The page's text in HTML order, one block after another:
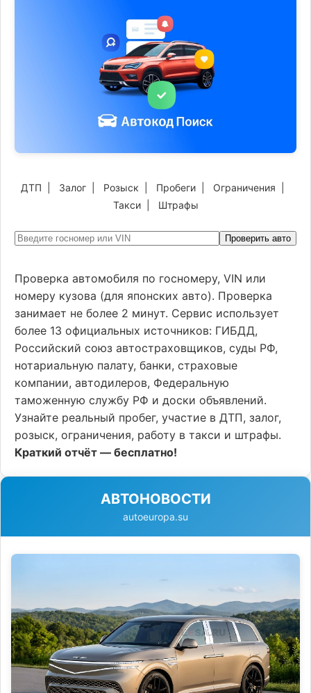
ДТП Залог Розыск Пробеги Ограничения
Такси| Штрафы
Проверить авто
Проверка автомобиля по госномеру, VIN или
номеру кузова (для японских авто). Проверка
занимает не более 2 минут. Сервис использует
более 13 официальных источников: ГИБДД,
Российский союз автостраховщиков, суды РФ,
нотариальную палату, банки, страховые
компании, автодилеров, Федеральную
таможенную службу РФ и доски объявлений.
Узнайте реальный пробег, участие в ДТП, залог,
розыск, ограничения, работу в такси и штрафы.
Краткий отчёт — бесплатно!
АВТОНОВОСТИ
autoeuropa.su